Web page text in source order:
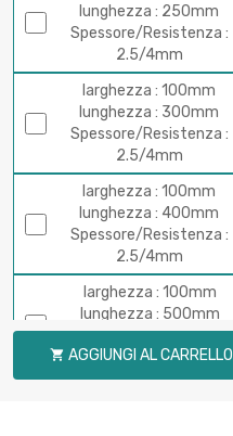
lunghezza : 250mm
Spessore/Resistenza :
2.5/4mm
larghezza : 100mm
lunghezza : 300mm
Spessore/Resistenza :
2.5/4mm
larghezza : 100mm
lunghezza : 400mm
Spessore/Resistenza :
2.5/4mm
larghezza : 100mm
lunghezza : 500mm
Spessore/Resistenza :
2.5/4mm
 AGGIUNGI AL CARRELLO